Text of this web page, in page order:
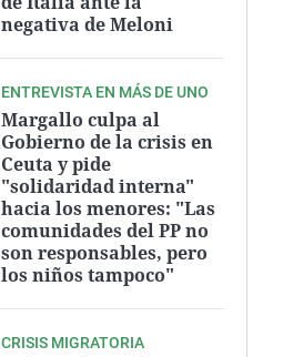
negativa de Meloni
ENTREVISTA EN MÁS DE UNO
Margallo culpa al
Gobierno de la crisis en
Ceuta y pide
"solidaridad interna"
hacia los menores: "Las
comunidades del PP no
son responsables, pero
los niños tampoco"
CRISIS MIGRATORIA